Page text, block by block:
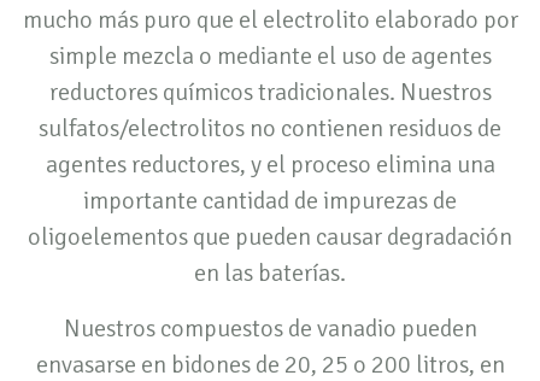
mucho más puro que el electrolito elaborado por
simple mezcla o mediante el uso de agentes
reductores químicos tradicionales. Nuestros
sulfatos/electrolitos no contienen residuos de
agentes reductores, y el proceso elimina una
importante cantidad de impurezas de
oligoelementos que pueden causar degradación
en las baterías.
Nuestros compuestos de vanadio pueden
envasarse en bidones de 20, 25 o 200 litros, en